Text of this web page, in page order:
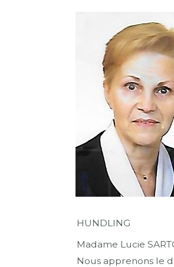
HUNDLING
Madame Lucie
Nous apprenons le